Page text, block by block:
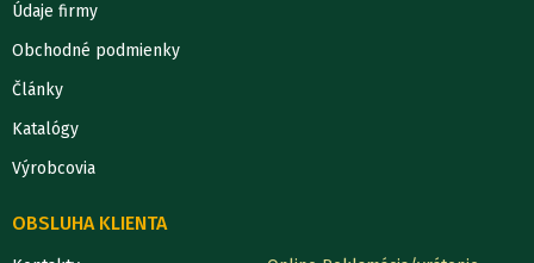
Údaje firmy
Obchodné podmienky
Články
Katalógy
Výrobcovia
OBSLUHA KLIENTA